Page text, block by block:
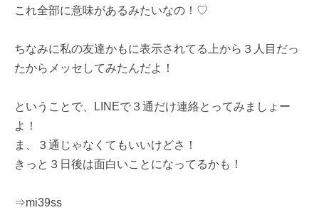
これ全部に意味があるみたいなの！♡
ちなみに私の友達かもに表示されてる上から３人目だっ
たからメッセしてみたんだよ！
ということで、LINEで３通だけ連絡とってみましょー
よ！
ま、３通じゃなくてもいいけどさ！
きっと３日後は面白いことになってるかも！
⇒mi39ss